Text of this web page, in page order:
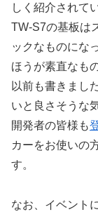
しく紹介されて
TW-S7の基板は
ックなものにな
ほうが素直なも
以前も書きまし
いと良さそうな
開発者の皆様も
カーをお使いの
す。
なお、イベント